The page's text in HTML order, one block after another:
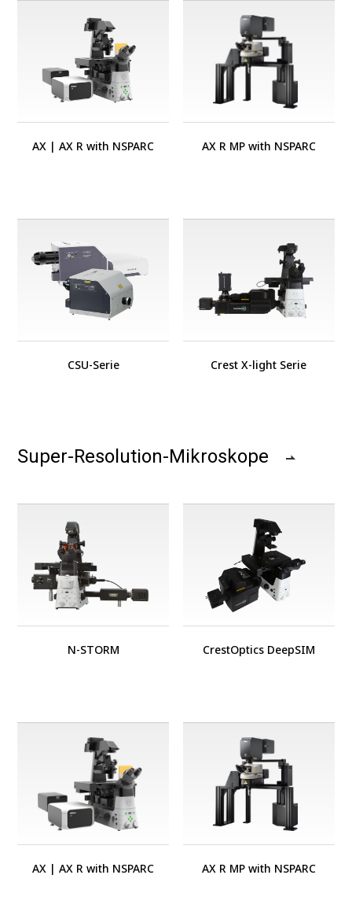
AX | AX R with NSPARC AX R MP with NSPARC
CSU-Serie Crest X-light Serie
Super-Resolution-Mikroskope
N-STORM CrestOptics DeepSIM
AX | AX R with NSPARC AX R MP with NSPARC